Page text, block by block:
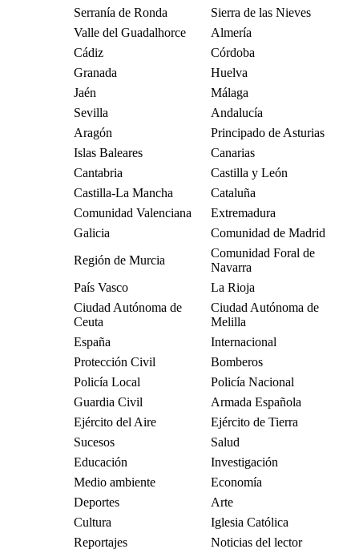
Serranía de Ronda
Sierra de las Nieves
Valle del Guadalhorce
Almería
Cádiz
Córdoba
Granada
Huelva
Jaén
Málaga
Sevilla
Andalucía
Aragón
Principado de Asturias
Islas Baleares
Canarias
Cantabria
Castilla y León
Castilla-La Mancha
Cataluña
Comunidad Valenciana
Extremadura
Galicia
Comunidad de Madrid
Región de Murcia
Comunidad Foral de
Navarra
País Vasco
La Rioja
Ciudad Autónoma de
Ceuta
Ciudad Autónoma de
Melilla
España
Internacional
Protección Civil
Bomberos
Policía Local
Policía Nacional
Guardia Civil
Armada Española
Ejército del Aire
Ejército de Tierra
Sucesos
Salud
Educación
Investigación
Medio ambiente
Economía
Deportes
Arte
Cultura
Iglesia Católica
Reportajes
Noticias del lector